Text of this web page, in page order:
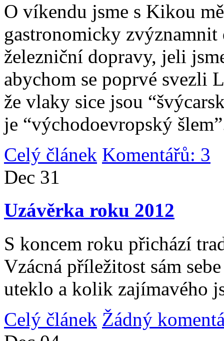
O víkendu jsme s Kikou
gastronomicky
železniční dopravy, jeli
abychom se poprvé svezli
že vlaky sice jsou
je “východoevropský
Celý článek Komentářů: 3
Dec 31
Uzávěrka roku 2012
S koncem roku přichází
Vzácná příležitost sám
uteklo a kolik zajímavého
Celý článek Žádný